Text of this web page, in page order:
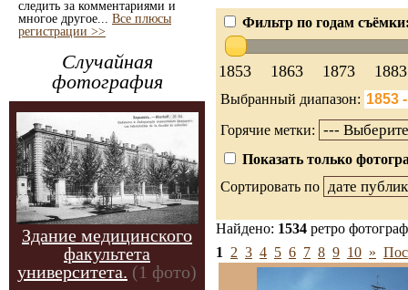
следить за комментариями и
многое другое... Все плюсы
регистрации >>
Случайная
фотография
Здание медицинского
факультета
университета. (1 фото)
Фильтр по годам
1853 1863 1873 1883
Выбранный диапазон:
Горячие метки:
Показать только
Сортировать по
Найдено: 1534 ретро
1
2 3 4 5 6 7 8 9 10 »